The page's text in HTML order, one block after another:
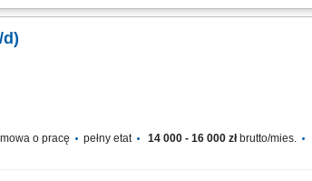
Instalacja grzejników i ogrzewania podłogowego; Prace
o pracę pełny etat 14 000 - 16 000 złbrutto/mies.